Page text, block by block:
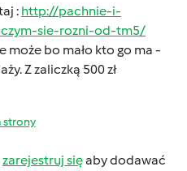
: http://pachnie-i-
sie-rozni-od-tm5/
może bo mało kto go ma -
Z zaliczką 500 zł
strony
zarejestruj sięaby dodawać